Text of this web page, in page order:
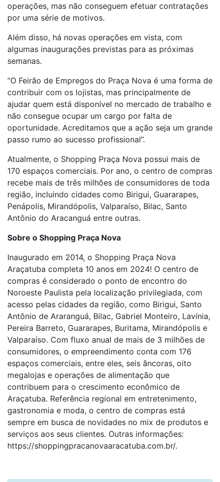
operações, mas não conseguem efetuar contratações
por uma série de motivos.
Além disso, há novas operações em vista, com
algumas inaugurações previstas para as próximas
semanas.
“O Feirão de Empregos do Praça Nova é uma forma de
contribuir com os lojistas, mas principalmente de
ajudar quem está disponível no mercado de trabalho e
não consegue ocupar um cargo por falta de
oportunidade. Acreditamos que a ação seja um grande
passo rumo ao sucesso profissional”.
Atualmente, o Shopping Praça Nova possui mais de
170 espaços comerciais. Por ano, o centro de compras
recebe mais de três milhões de consumidores de toda
região, incluindo cidades como Birigui, Guararapes,
Penápolis, Mirandópolis, Valparaíso, Bilac, Santo
Antônio do Aracanguá entre outras.
Sobre o Shopping Praça Nova
Inaugurado em 2014, o Shopping Praça Nova
Araçatuba completa 10 anos em 2024! O centro de
compras é considerado o ponto de encontro do
Noroeste Paulista pela localização privilegiada, com
acesso pelas cidades da região, como Birigui, Santo
Antônio de Araranguá, Bilac, Gabriel Monteiro, Lavínia,
Pereira Barreto, Guararapes, Buritama, Mirandópolis e
Valparaíso. Com fluxo anual de mais de 3 milhões de
consumidores, o empreendimento conta com 176
espaços comerciais, entre eles, seis âncoras, oito
megalojas e operações de alimentação que
contribuem para o crescimento econômico de
Araçatuba. Referência regional em entretenimento,
gastronomia e moda, o centro de compras está
sempre em busca de novidades no mix de produtos e
serviços aos seus clientes. Outras informações:
https://shoppingpracanovaaracatuba.com.br/.